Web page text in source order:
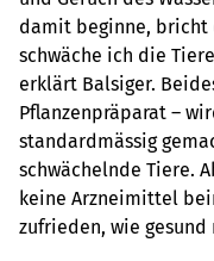
damit beginne, bricht
schwäche ich die
erklärt Balsiger.
Pflanzenpräparat –
standardmässig
schwächelnde Tiere.
keine Arzneimittel
zufrieden, wie